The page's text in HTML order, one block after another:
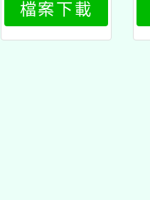
3
檔案下載